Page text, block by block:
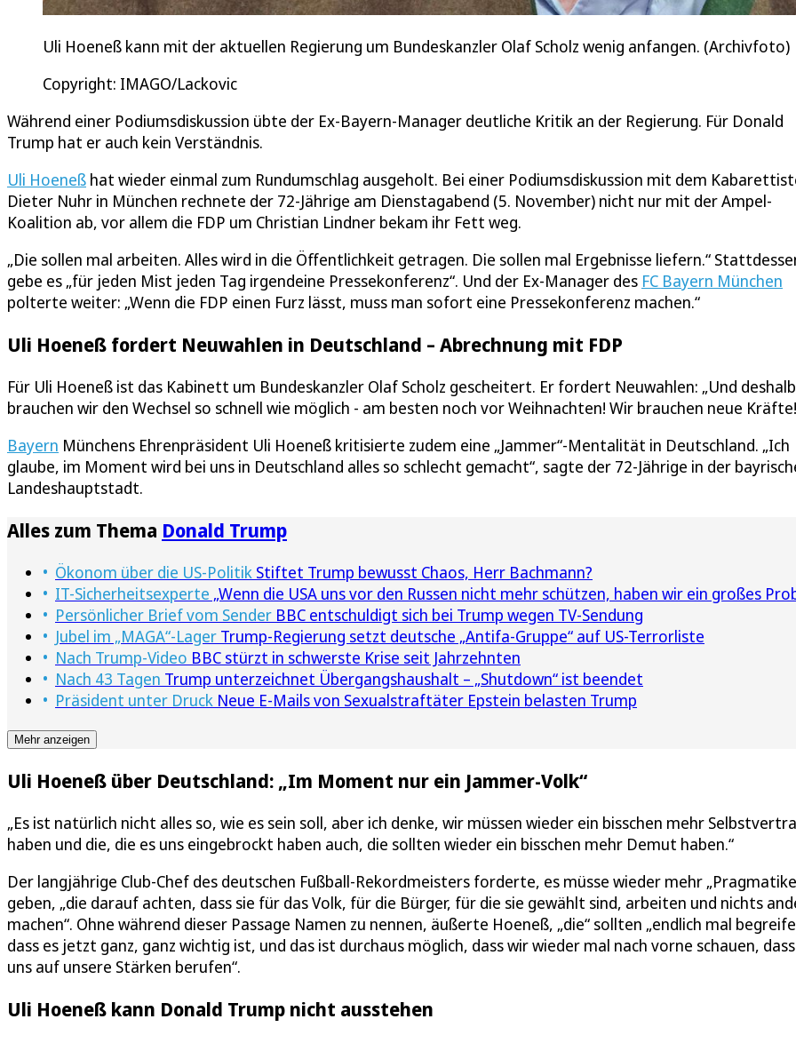
Uli Hoeneß kann mit der aktuellen Regierung um Bundeskanzler Olaf Scholz wenig anfangen. (Archivfoto)
Copyright: IMAGO/Lackovic
Während einer Podiumsdiskussion übte der Ex-Bayern-Manager deutliche Kritik an der Regierung. Für Donald
Trump hat er auch kein Verständnis.
Uli Hoeneß hat wieder einmal zum Rundumschlag ausgeholt. Bei einer Podiumsdiskussion mit dem
Dieter Nuhr in München rechnete der 72-Jährige am Dienstagabend (5. November) nicht nur mit der Ampel-
Koalition ab, vor allem die FDP um Christian Lindner bekam ihr Fett weg.
„Die sollen mal arbeiten. Alles wird in die Öffentlichkeit getragen. Die sollen mal Ergebnisse liefern.“
gebe es „für jeden Mist jeden Tag irgendeine Pressekonferenz“. Und der Ex-Manager des FC Bayern München
polterte weiter: „Wenn die FDP einen Furz lässt, muss man sofort eine Pressekonferenz machen.“
Uli Hoeneß fordert Neuwahlen in Deutschland – Abrechnung mit FDP
Für Uli Hoeneß ist das Kabinett um Bundeskanzler Olaf Scholz gescheitert. Er fordert Neuwahlen: „Und deshalb
brauchen wir den Wechsel so schnell wie möglich - am besten noch vor Weihnachten! Wir brauchen neue
Bayern Münchens Ehrenpräsident Uli Hoeneß kritisierte zudem eine „Jammer“-Mentalität in Deutschland. „Ich
glaube, im Moment wird bei uns in Deutschland alles so schlecht gemacht“, sagte der 72-Jährige in der
Landeshauptstadt.
Alles zum Thema Donald Trump
Ökonom über die US-Politik Stiftet Trump bewusst Chaos, Herr Bachmann?
IT-Sicherheitsexperte „Wenn die USA uns vor den Russen nicht mehr schützen, haben wir ein großes
Persönlicher Brief vom Sender BBC entschuldigt sich bei Trump wegen TV-Sendung
Jubel im „MAGA“-Lager Trump-Regierung setzt deutsche „Antifa-Gruppe“ auf US-Terrorliste
Nach Trump-Video BBC stürzt in schwerste Krise seit Jahrzehnten
Nach 43 Tagen Trump unterzeichnet Übergangshaushalt – „Shutdown“ ist beendet
Präsident unter Druck Neue E-Mails von Sexualstraftäter Epstein belasten Trump
Mehr anzeigen
Uli Hoeneß über Deutschland: „Im Moment nur ein Jammer-Volk“
„Es ist natürlich nicht alles so, wie es sein soll, aber ich denke, wir müssen wieder ein bisschen mehr
haben und die, die es uns eingebrockt haben auch, die sollten wieder ein bisschen mehr Demut haben.“
Der langjährige Club-Chef des deutschen Fußball-Rekordmeisters forderte, es müsse wieder mehr
geben, „die darauf achten, dass sie für das Volk, für die Bürger, für die sie gewählt sind, arbeiten und nichts
machen“. Ohne während dieser Passage Namen zu nennen, äußerte Hoeneß, „die“ sollten „endlich mal
dass es jetzt ganz, ganz wichtig ist, und das ist durchaus möglich, dass wir wieder mal nach vorne schauen,
uns auf unsere Stärken berufen“.
Uli Hoeneß kann Donald Trump nicht ausstehen